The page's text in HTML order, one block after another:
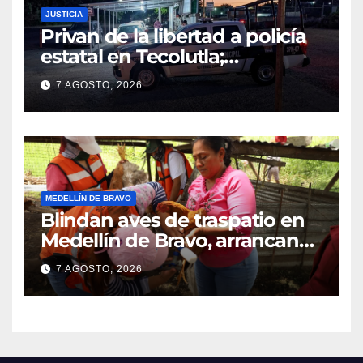
JUSTICIA
Privan de la libertad a policía
estatal en Tecolutla;
despliegan operativo para
localizarlo
7 AGOSTO, 2026
MEDELLÍN DE BRAVO
Blindan aves de traspatio en
Medellín de Bravo, arrancan
vacunación masiva contra el
Newcastle
7 AGOSTO, 2026